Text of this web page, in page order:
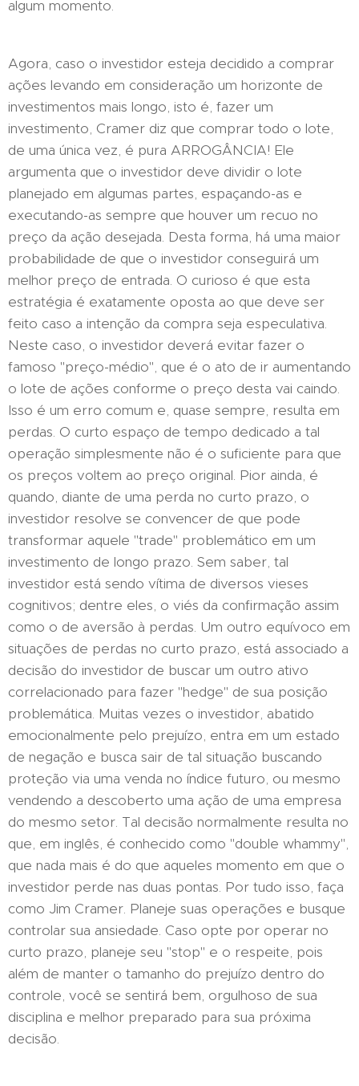
algum momento.
Agora, caso o investidor esteja decidido a comprar
ações levando em consideração um horizonte de
investimentos mais longo, isto é, fazer um
investimento, Cramer diz que comprar todo o lote,
de uma única vez, é pura ARROGÂNCIA! Ele
argumenta que o investidor deve dividir o lote
planejado em algumas partes, espaçando-as e
executando-as sempre que houver um recuo no
preço da ação desejada. Desta forma, há uma maior
probabilidade de que o investidor conseguirá um
melhor preço de entrada. O curioso é que esta
estratégia é exatamente oposta ao que deve ser
feito caso a intenção da compra seja especulativa.
Neste caso, o investidor deverá evitar fazer o
famoso "preço-médio", que é o ato de ir aumentando
o lote de ações conforme o preço desta vai caindo.
Isso é um erro comum e, quase sempre, resulta em
perdas. O curto espaço de tempo dedicado a tal
operação simplesmente não é o suficiente para que
os preços voltem ao preço original. Pior ainda, é
quando, diante de uma perda no curto prazo, o
investidor resolve se convencer de que pode
transformar aquele "trade" problemático em um
investimento de longo prazo. Sem saber, tal
investidor está sendo vítima de diversos vieses
cognitivos; dentre eles, o viés da confirmação assim
como o de aversão à perdas. Um outro equívoco em
situações de perdas no curto prazo, está associado a
decisão do investidor de buscar um outro ativo
correlacionado para fazer "hedge" de sua posição
problemática. Muitas vezes o investidor, abatido
emocionalmente pelo prejuízo, entra em um estado
de negação e busca sair de tal situação buscando
proteção via uma venda no índice futuro, ou mesmo
vendendo a descoberto uma ação de uma empresa
do mesmo setor. Tal decisão normalmente resulta no
que, em inglês, é conhecido como "double whammy",
que nada mais é do que aqueles momento em que o
investidor perde nas duas pontas. Por tudo isso, faça
como Jim Cramer. Planeje suas operações e busque
controlar sua ansiedade. Caso opte por operar no
curto prazo, planeje seu "stop" e o respeite, pois
além de manter o tamanho do prejuízo dentro do
controle, você se sentirá bem, orgulhoso de sua
disciplina e melhor preparado para sua próxima
decisão.